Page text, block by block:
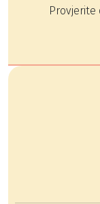
Provjerite